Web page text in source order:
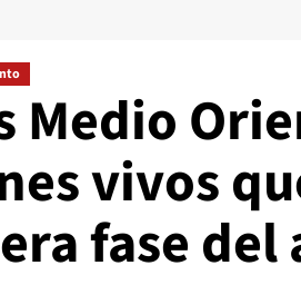
Medio
vivos
fase del